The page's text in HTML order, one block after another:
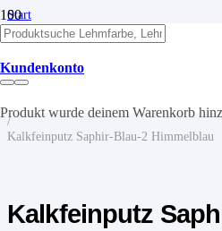
Kundenkonto
Produkt wurde deinem Warenkorb
Start
/
Kalk
/
Kalkputze
Kalkfeinputz
/
Kalkfeinputz Saphir-Blau-2 Himmelblau
Kalkfeinputz